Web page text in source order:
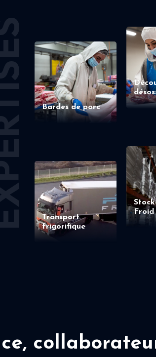
Bardes de porc
Transport
frigorifique
Froid